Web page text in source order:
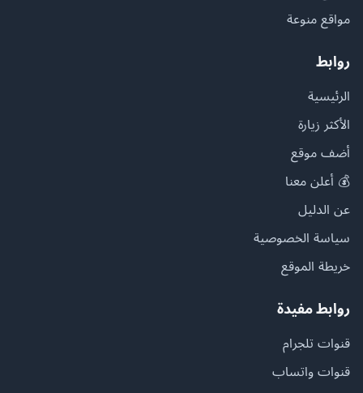
مواقع منوعة
روابط
الرئيسية
الأكثر زيارة
أضف موقع
💰 أعلن معنا
عن الدليل
سياسة الخصوصية
خريطة الموقع
روابط مفيدة
قنوات تلجرام
قنوات واتساب